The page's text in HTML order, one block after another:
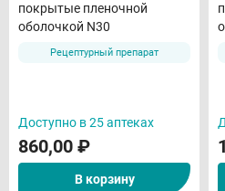
покрытые пленочной
оболочкой N30
Рецептурный препарат
Доступно в 25 аптеках
860,00 ₽
В корзину